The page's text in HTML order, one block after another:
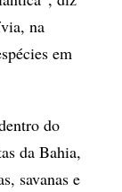
na
em
do
da Bahia,
savanas e